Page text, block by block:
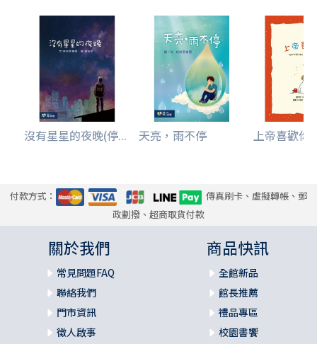
沒有星星的夜晚(停... 天亮，雨不停 上帝喜歡你
付款方式：
傳真刷卡、虛擬轉帳、郵
政劃撥、超商取貨付款
關於我們
常見問題FAQ
聯絡我們
門市資訊
徵人啟事
商品快訊
全館新品
館長推薦
禮品專區
校園書饗